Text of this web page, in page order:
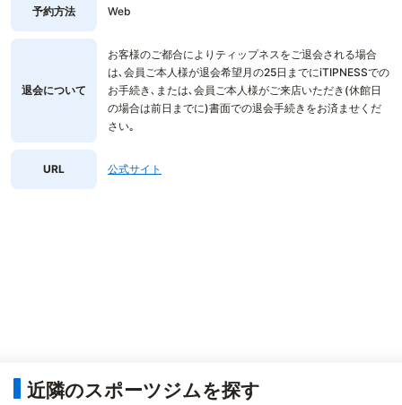
予約方法 Web
退会について
お客様のご都合によりティップネスをご退会される場合
は､会員ご本人様が退会希望月の25日までにiTIPNESSでの
お手続き､または､会員ご本人様がご来店いただき(休館日
の場合は前日までに)書面での退会手続きをお済ませくだ
さい｡
URL 公式サイト
近隣のスポーツジムを探す